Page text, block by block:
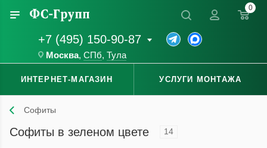
+7 (495) 150-90-87
Москва, СПб, Тула
0
ИНТЕРНЕТ-МАГАЗИН УСЛУГИ МОНТАЖА
Софиты
Софиты в зеленом цвете 14